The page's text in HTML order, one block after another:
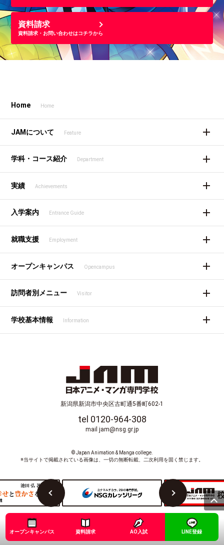
資料請求
資料請求・お問い合わせはコチラから
Home Home
JAMについて Feature
学科・コース紹介 Department
実績 Achievements
入学案内 Entrance Guide
就職支援 Employment
オープンキャンパス Opencampus
訪問者別メニュー Visitor
学校基本情報 Information
新潟県新潟市中央区古町通5番町602-1
tel 0120-964-308
mail jam@nsg.gr.jp
© Japan Animation & Manga college.
※当サイトで掲載されている画像は、一切の無断転載、二次利用を固く禁じます。
オープンキャンパス 資料請求 AO入試 LINE登録